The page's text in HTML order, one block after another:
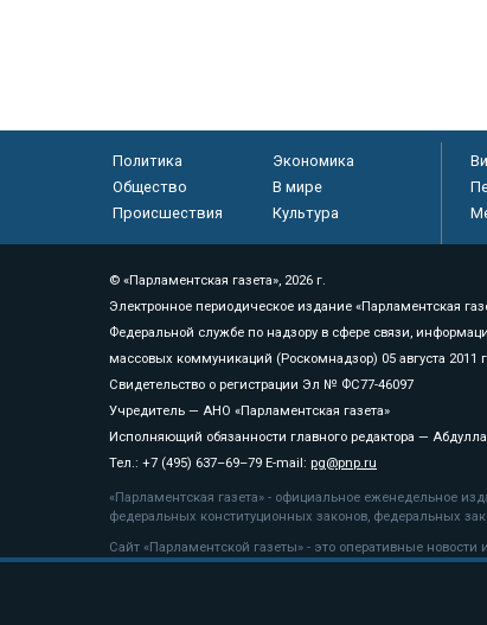
Политика
Экономика
Общество
В мире
Происшествия
Культура
© «Парламентская газета», 2026 г.
Электронное периодическое издание «Парламентская
Федеральной службе по надзору в сфере связи,
массовых коммуникаций (Роскомнадзор) 05 августа 2011
Свидетельство о регистрации Эл № ФС77-46097
Учредитель — АНО «Парламентская газета»
Исполняющий обязанности главного редактора —
Тел.: +7 (495) 637–69–79 E-mail: pg@pnp.ru
«Парламентская газета» - официальное еженедельное
федеральных конституционных законов, федеральных
Сайт «Парламентской газеты» - это оперативные
«Парламентской газеты» активная ссылка на pnp.ru